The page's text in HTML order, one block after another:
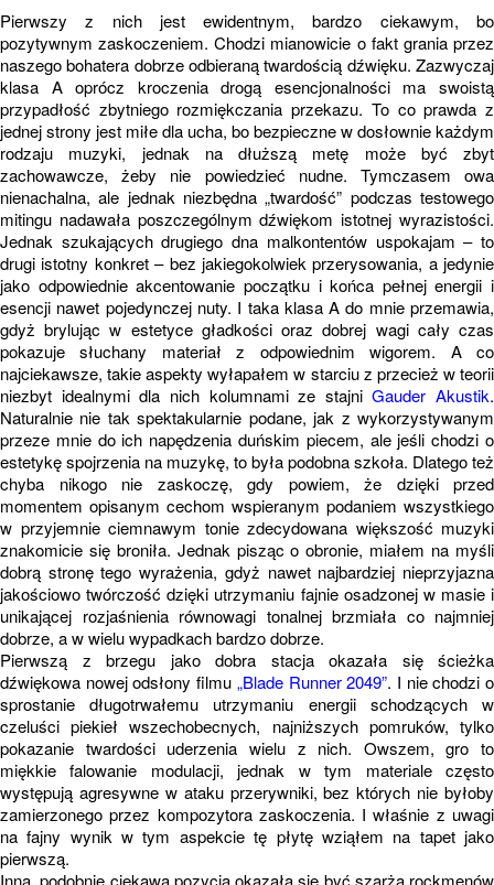
Pierwszy z nich jest ewidentnym, bardzo ciekawym, bo
pozytywnym zaskoczeniem. Chodzi mianowicie o fakt grania przez
naszego bohatera dobrze odbieraną twardością dźwięku. Zazwyczaj
klasa A oprócz kroczenia drogą esencjonalności ma swoistą
przypadłość zbytniego rozmiękczania przekazu. To co prawda z
jednej strony jest miłe dla ucha, bo bezpieczne w dosłownie każdym
rodzaju muzyki, jednak na dłuższą metę może być zbyt
zachowawcze, żeby nie powiedzieć nudne. Tymczasem owa
nienachalna, ale jednak niezbędna „twardość” podczas testowego
mitingu nadawała poszczególnym dźwiękom istotnej wyrazistości.
Jednak szukających drugiego dna malkontentów uspokajam – to
drugi istotny konkret – bez jakiegokolwiek przerysowania, a jedynie
jako odpowiednie akcentowanie początku i końca pełnej energii i
esencji nawet pojedynczej nuty. I taka klasa A do mnie przemawia,
gdyż brylując w estetyce gładkości oraz dobrej wagi cały czas
pokazuje słuchany materiał z odpowiednim wigorem. A co
najciekawsze, takie aspekty wyłapałem w starciu z przecież w teorii
niezbyt idealnymi dla nich kolumnami ze stajniGauder Akustik.
Naturalnie nie tak spektakularnie podane, jak z wykorzystywanym
przeze mnie do ich napędzenia duńskim piecem, ale jeśli chodzi o
estetykę spojrzenia na muzykę, to była podobna szkoła. Dlatego też
chyba nikogo nie zaskoczę, gdy powiem, że dzięki przed
momentem opisanym cechom wspieranym podaniem wszystkiego
w przyjemnie ciemnawym tonie zdecydowana większość muzyki
znakomicie się broniła. Jednak pisząc o obronie, miałem na myśli
dobrą stronę tego wyrażenia, gdyż nawet najbardziej nieprzyjazna
jakościowo twórczość dzięki utrzymaniu fajnie osadzonej w masie i
unikającej rozjaśnienia równowagi tonalnej brzmiała co najmniej
dobrze, a w wielu wypadkach bardzo dobrze.
Pierwszą z brzegu jako dobra stacja okazała się ścieżka
dźwiękowa nowej odsłony filmu „Blade Runner 2049”. I nie chodzi o
sprostanie długotrwałemu utrzymaniu energii schodzących w
czeluści piekieł wszechobecnych, najniższych pomruków, tylko
pokazanie twardości uderzenia wielu z nich. Owszem, gro to
miękkie falowanie modulacji, jednak w tym materiale często
występują agresywne w ataku przerywniki, bez których nie byłoby
zamierzonego przez kompozytora zaskoczenia. I właśnie z uwagi
na fajny wynik w tym aspekcie tę płytę wziąłem na tapet jako
pierwszą.
Inną, podobnie ciekawą pozycją okazała się być szarża rockmenów